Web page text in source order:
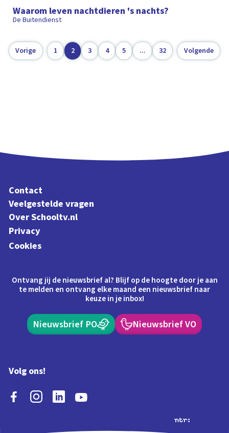
Waarom leven nachtdieren 's nachts?
De Buitendienst
Vorige 1 2 3 4 5 ... 32 Volgende
Contact
Veelgestelde vragen
Over Schooltv.nl
Privacy
Cookies
Ontvang jij de nieuwsbrief al? Blijf op de hoogte door je aan
te melden en ontvang elke maand een nieuwsbrief naar
keuze in je inbox!
Nieuwsbrief PO Nieuwsbrief VO
Volg ons!